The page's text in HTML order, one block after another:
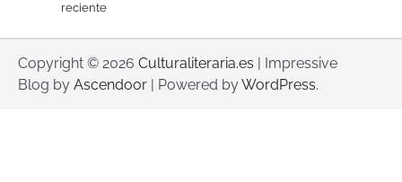
reciente
Copyright © 2026 Culturaliteraria.es | Impressive
Blog by Ascendoor | Powered byWordPress.